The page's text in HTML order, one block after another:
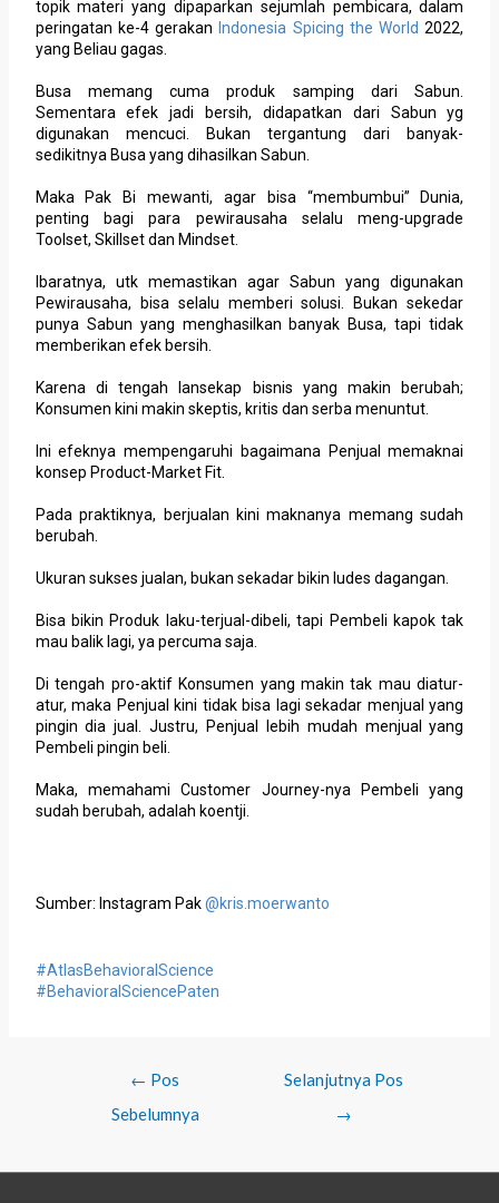
topik materi yang dipaparkan sejumlah pembicara, dalam
peringatan ke-4 gerakan Indonesia Spicing the World 2022,
yang Beliau gagas.
Busa memang cuma produk samping dari Sabun.
Sementara efek jadi bersih, didapatkan dari Sabun yg
digunakan mencuci. Bukan tergantung dari banyak-
sedikitnya Busa yang dihasilkan Sabun.
Maka Pak Bi mewanti, agar bisa “membumbui” Dunia,
penting bagi para pewirausaha selalu meng-upgrade
Toolset, Skillset dan Mindset.
Ibaratnya, utk memastikan agar Sabun yang digunakan
Pewirausaha, bisa selalu memberi solusi. Bukan sekedar
punya Sabun yang menghasilkan banyak Busa, tapi tidak
memberikan efek bersih.
Karena di tengah lansekap bisnis yang makin berubah;
Konsumen kini makin skeptis, kritis dan serba menuntut.
Ini efeknya mempengaruhi bagaimana Penjual memaknai
konsep Product-Market Fit.
Pada praktiknya, berjualan kini maknanya memang sudah
berubah.
Ukuran sukses jualan, bukan sekadar bikin ludes dagangan.
Bisa bikin Produk laku-terjual-dibeli, tapi Pembeli kapok tak
mau balik lagi, ya percuma saja.
Di tengah pro-aktif Konsumen yang makin tak mau diatur-
atur, maka Penjual kini tidak bisa lagi sekadar menjual yang
pingin dia jual. Justru, Penjual lebih mudah menjual yang
Pembeli pingin beli.
Maka, memahami Customer Journey-nya Pembeli yang
sudah berubah, adalah koentji.
Sumber: Instagram Pak@kris.moerwanto
#AtlasBehavioralScience
#BehavioralSciencePaten
← Pos
Sebelumnya
Selanjutnya Pos
→